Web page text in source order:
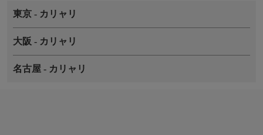
東京 - カリャリ
大阪 - カリャリ
名古屋 - カリャリ